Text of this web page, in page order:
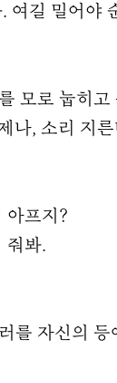
여길 밀어야
모로 눕히고
나, 소리 지
아프지?
줘봐.
를 자신의 등